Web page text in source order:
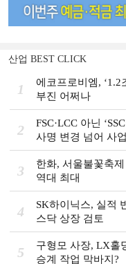
산업 BEST CLICK
1
에코프로비엠,
부진 어쩌나
2
FSC·LCC 아닌
사명 변경 넘어 사
3
한화, 서울불꽃축
역대 최대
4
SK하이닉스, 실적
스닥 상장 검토
5
구형모 사장, LX홀
승계 작업 막바지?